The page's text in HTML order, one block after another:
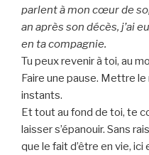
parlent à mon cœur de
an après son décès, j’ai
en ta compagnie.
Tu peux revenir à toi, au
Faire une pause. Mettre
instants.
Et tout au fond de toi, te
laisser s’épanouir. Sans
que le fait d’être en vie, ici